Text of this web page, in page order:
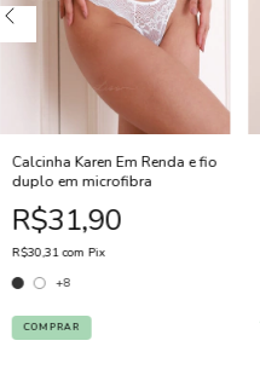
Calcinha Karen Em Renda e fio
duplo em microfibra
R$31,90
R$30,31com Pix
+8
COMPRAR